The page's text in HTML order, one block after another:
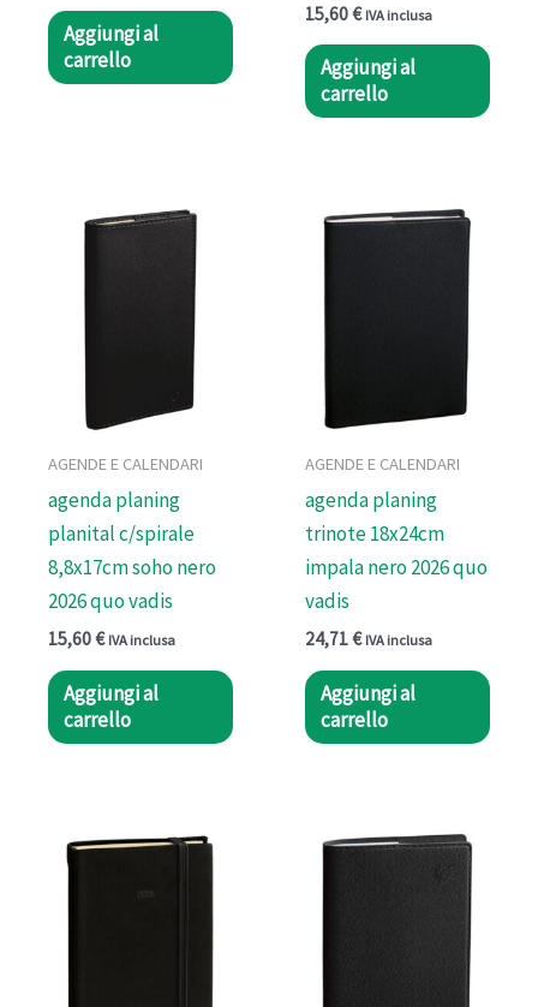
Aggiungi al
carrello
15,60€ IVA inclusa
Aggiungi al
carrello
AGENDE E CALENDARI
agenda planing
planital c/spirale
8,8x17cm soho nero
2026 quo vadis
15,60€ IVA inclusa
Aggiungi al
carrello
AGENDE E CALENDARI
agenda planing
trinote 18x24cm
impala nero 2026 quo
vadis
24,71€ IVA inclusa
Aggiungi al
carrello